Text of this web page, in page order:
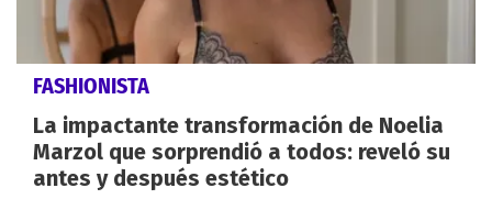
FASHIONISTA
La impactante transformación de Noelia
Marzol que sorprendió a todos: reveló su
antes y después estético